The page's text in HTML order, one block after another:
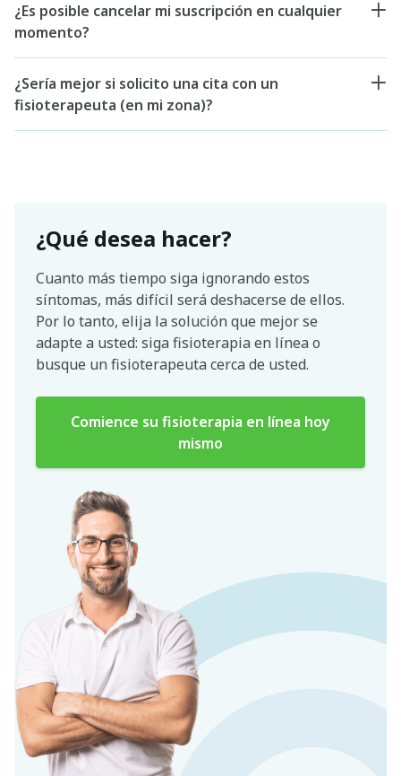
¿Es posible cancelar mi suscripción en cualquier
momento?
¿Sería mejor si solicito una cita con un
fisioterapeuta (en mi zona)?
¿Qué desea hacer?
Cuanto más tiempo siga ignorando estos
síntomas, más difícil será deshacerse de ellos.
Por lo tanto, elija la solución que mejor se
adapte a usted: siga fisioterapia en línea o
busque un fisioterapeuta cerca de usted.
Comience su fisioterapia en línea hoy
mismo